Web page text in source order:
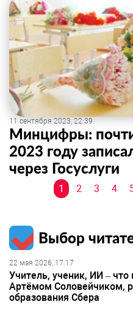
11 сентября 2023, 22:39
Минцифры:
2023 году
через Госуслуги
записям
1 2 3 4
Выбор
22 мая 2026, 17:17
Учитель, ученик, ИИ –
Артёмом Соловейчиком,
образования Сбера